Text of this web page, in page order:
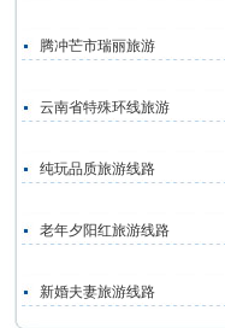
腾冲芒市瑞丽旅游
云南省特殊环线旅游
纯玩品质旅游线路
老年夕阳红旅游线路
新婚夫妻旅游线路